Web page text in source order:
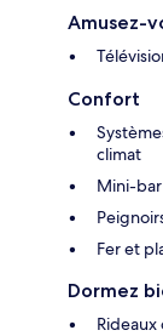
Amusez-
Confort
climat
Mini-bar
Fer et
Dormez